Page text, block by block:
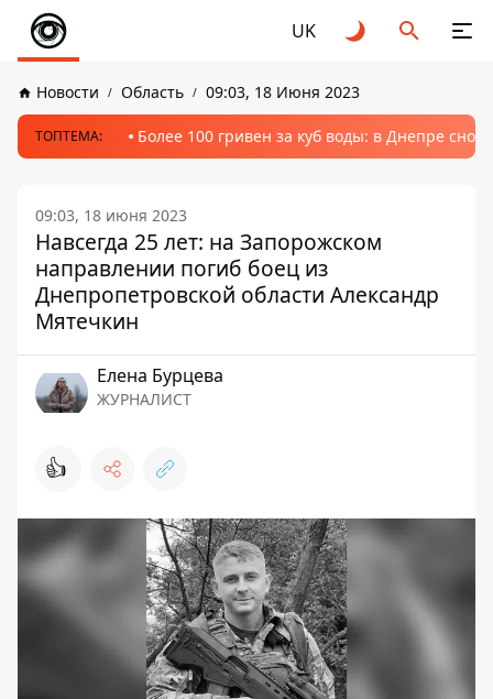
UK
Новости Область 09:03, 18 Июня 2023
ТОПТЕМА: Более 100 гривен за куб воды: в Днепре
09:03, 18 июня 2023
Навсегда 25 лет: на Запорожском
направлении погиб боец из
Днепропетровской области Александр
Мятечкин
Елена Бурцева
ЖУРНАЛИСТ
👍